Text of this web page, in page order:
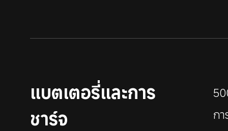
แบตเตอรี่และการ
ชาร์จ
ก